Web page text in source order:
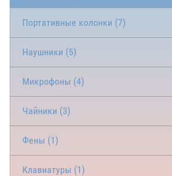
Портативные колонки (7)
Наушники (5)
Микрофоны (4)
Чайники (3)
Фены (1)
Клавиатуры (1)